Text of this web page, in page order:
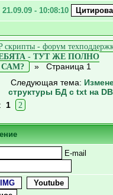
21.09.09 - 10:08:10
скрипты - форум
- ТУТ ЖЕ ПОЛНО
» Страница 1
Следующая тема:
структуры БД с txt на
1 2
E-mail